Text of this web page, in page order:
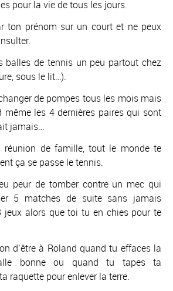
pour la vie de tous les jours.
ton prénom sur un court et ne peux
balles de tennis un peu partout chez
sous le lit…).
de pompes tous les mois mais
même les 4 dernières paires qui sont
jamais…
réunion de famille, tout le monde te
ça se passe le tennis.
peur de tomber contre un mec qui
5 matches de suite sans jamais
jeux alors que toi tu en chies pour te
d’être à Roland quand tu effaces la
bonne ou quand tu tapes ta
raquette pour enlever la terre.